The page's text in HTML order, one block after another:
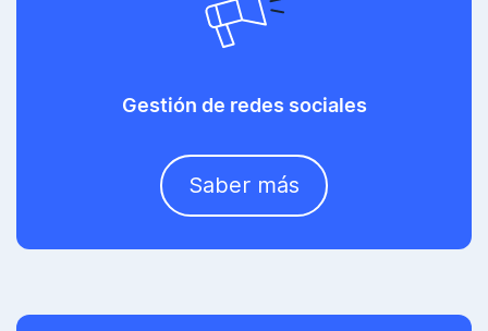
Gestión de redes sociales
Saber más